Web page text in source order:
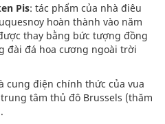
Pis: tác phẩm của nhà điêu
hoàn thành vào năm
thay bằng bức tượng đồng
đài đá hoa cương ngoài trời
cung điện chính thức của vua
tâm thủ đô Brussels (thăm